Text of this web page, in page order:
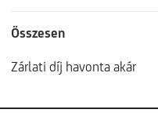
Összesen
Zárlati díj havonta akár